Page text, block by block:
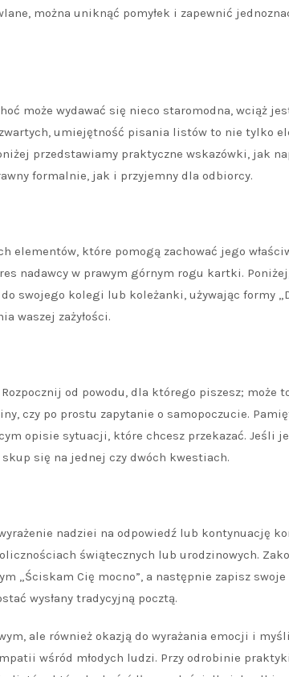
można uniknąć pomyłek i zapewnić
może wydawać się nieco staromodna, wciąż
umiejętność pisania listów to nie tylko
przedstawiamy praktyczne wskazówki, jak
formalnie, jak i przyjemny dla odbiorcy.
elementów, które pomogą zachować jego
nadawcy w prawym górnym rogu kartki.
swojego kolegi lub koleżanki, używając formy
waszej zażyłości.
od powodu, dla którego piszesz; może
czy po prostu zapytanie o samopoczucie.
opisie sytuacji, które chcesz przekazać. Jeśli
się na jednej czy dwóch kwestiach.
nadziei na odpowiedź lub kontynuację
świątecznych lub urodzinowych.
„Ściskam Cię mocno”, a następnie zapisz
wysłany tradycyjną pocztą.
ale również okazją do wyrażania emocji i
wśród młodych ludzi. Przy odrobinie